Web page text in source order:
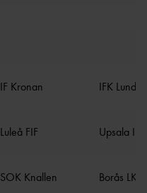
IF Kronan IFK Lund
Luleå FIF Upsala IF
SOK Knallen Borås LK